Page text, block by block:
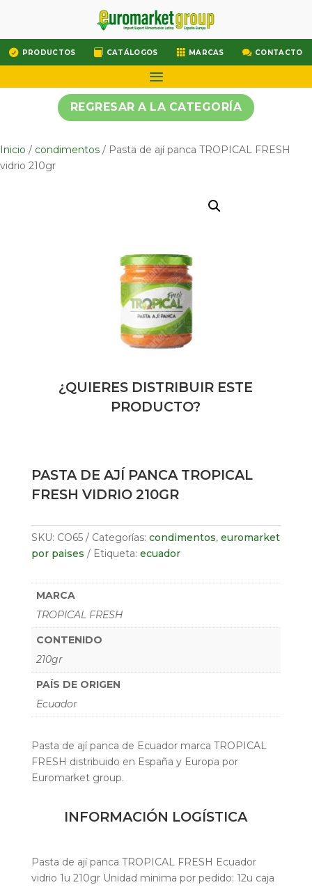
 PRODUCTOS  CATÁLOGOS  MARCAS  CONTACTO
REGRESAR A LA CATEGORÍA
Inicio / condimentos / Pasta de ají panca TROPICAL FRESH
vidrio 210gr
¿QUIERES DISTRIBUIR ESTE
PRODUCTO?
PASTA DE AJÍ PANCA TROPICAL
FRESH VIDRIO 210GR
SKU: CO65 Categorías: condimentos, euromarket
por paises
Etiqueta: ecuador
MARCA
TROPICAL FRESH
CONTENIDO
210gr
PAÍS DE ORIGEN
Ecuador
Pasta de ají panca de Ecuador marca TROPICAL
FRESH distribuido en España y Europa por
Euromarket group.
INFORMACIÓN LOGÍSTICA
Pasta de ají panca TROPICAL FRESH Ecuador
vidrio 1u 210gr Unidad minima por pedido: 12u caja